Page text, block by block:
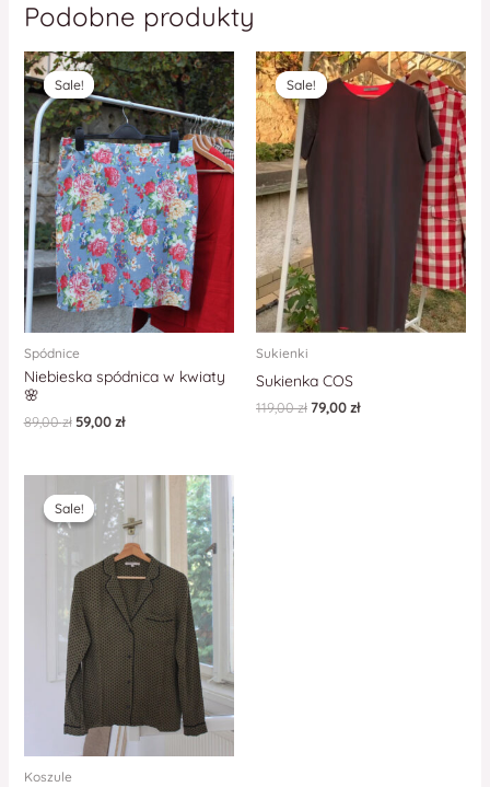
Podobne produkty
Sale!
Sale!
Spódnice
Niebieska spódnica w kwiaty
🌸
89,00zł 59,00zł
Sale!
Sale!
Sukienki
Sukienka COS
119,00zł79,00zł
Sale!
Sale!
Koszule